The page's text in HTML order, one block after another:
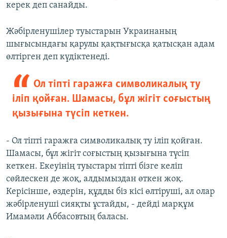
керек деп санайды.
Жәбірленушілер туыстарын Украинаның
шығысындағы қарулы қақтығысқа қатысқан адам
өлтірген деп күдіктенеді.
Ол тіпті гаражға символикалық ту
іліп қойған. Шамасы, бұл жігіт соғыстың
қызығына түсіп кеткен.
- Ол тіпті гаражға символикалық ту іліп қойған.
Шамасы, бұл жігіт соғыстың қызығына түсіп
кеткен. Екеуінің туыстары тіпті бізге келіп
сөйлескен де жоқ, алдымыздан өткен жоқ.
Керісінше, өздерін, құдды біз кісі өлтіруші, ал олар
жәбірленуші сияқты ұстайды, - дейді марқұм
Имамәли Аббасовтың баласы.